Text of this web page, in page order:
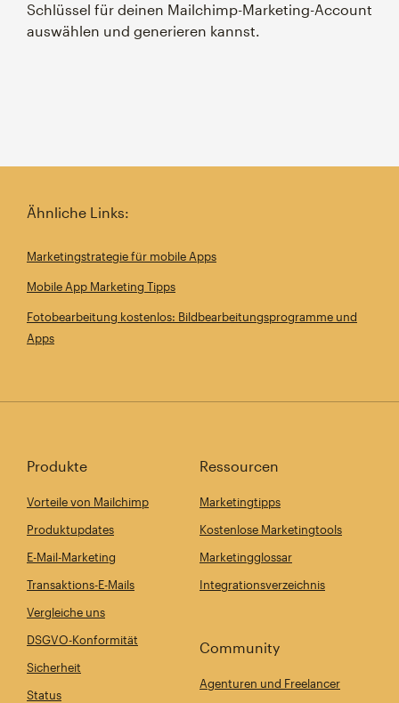
Schlüssel für deinen Mailchimp-Marketing-Account
auswählen und generieren kannst.
Ähnliche Links:
Marketingstrategie für mobile Apps
Mobile App Marketing Tipps
Fotobearbeitung kostenlos: Bildbearbeitungsprogramme und
Apps
Produkte
Vorteile von Mailchimp
Produktupdates
E-Mail-Marketing
Transaktions-E-Mails
Vergleiche uns
DSGVO-Konformität
Sicherheit
Status
Ressourcen
Marketingtipps
Kostenlose Marketingtools
Marketingglossar
Integrationsverzeichnis
Community
Agenturen und Freelancer